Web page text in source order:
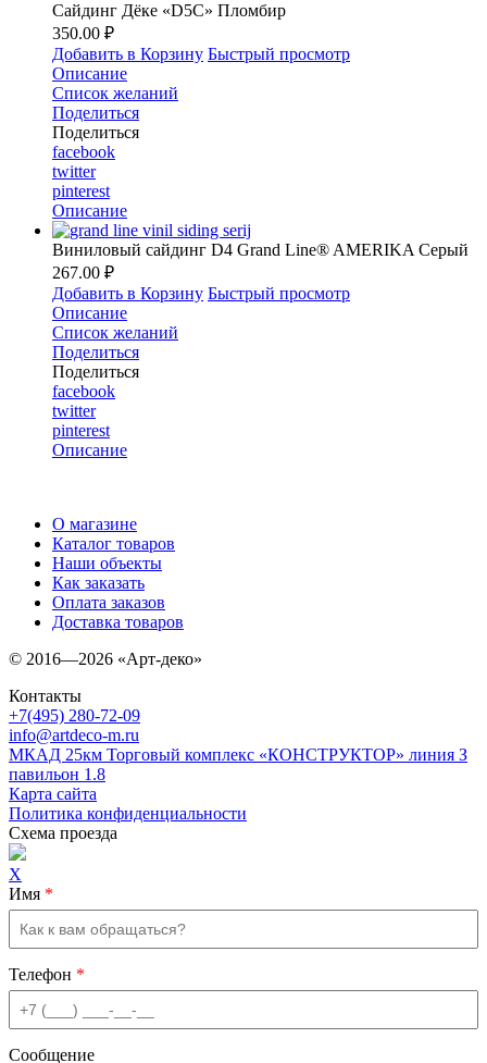
Сайдинг Дёке «D5C» Пломбир
350.00 ₽
Добавить в Корзину Быстрый просмотр
Описание
Список желаний
Поделиться
Поделиться
facebook
twitter
pinterest
Описание
Виниловый сайдинг D4 Grand Line® AMERIKA Серый
267.00 ₽
Добавить в Корзину Быстрый просмотр
Описание
Список желаний
Поделиться
Поделиться
facebook
twitter
pinterest
Описание
О магазине
Каталог товаров
Наши объекты
Как заказать
Оплата заказов
Доставка товаров
© 2016—2026 «Арт-деко»
Контакты
+7(495) 280-72-09
info@artdeco-m.ru
МКАД 25км Торговый комплекс «КОНСТРУКТОР» линия З
павильон 1.8
Карта сайта
Политика конфиденциальности
Схема проезда
X
Имя *
Телефон *
Сообщение